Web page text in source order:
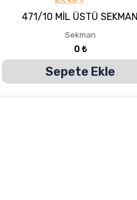
5
üzerinden
oy aldı
471/10 MİL ÜSTÜ SEKMAN
Sekman
0 ₺
Sepete Ekle